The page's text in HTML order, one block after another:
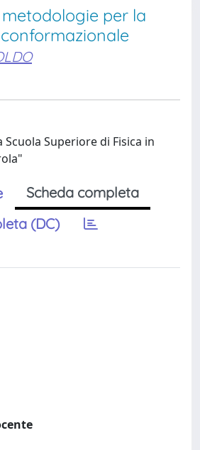
per la
Superiore di Fisica in
Scheda completa
(DC)